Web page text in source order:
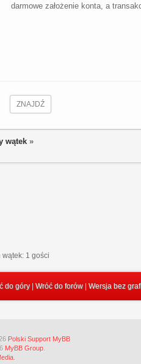
darmowe założenie konta, a
ZNAJDŹ
wątek »
1 gości
do góry| Wróć do forów| Wersja bez
Polski Support MyBB
MyBB Group